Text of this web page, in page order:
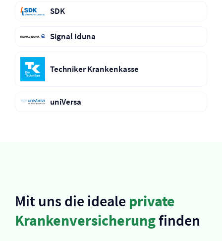
SDK
Signal Iduna
Techniker Krankenkasse
uniVersa
Mit uns die ideale private
Kranken­versicherungfinden